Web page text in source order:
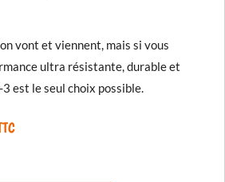
vont et viennent, mais si vous
ultra résistante, durable et
est le seul choix possible.